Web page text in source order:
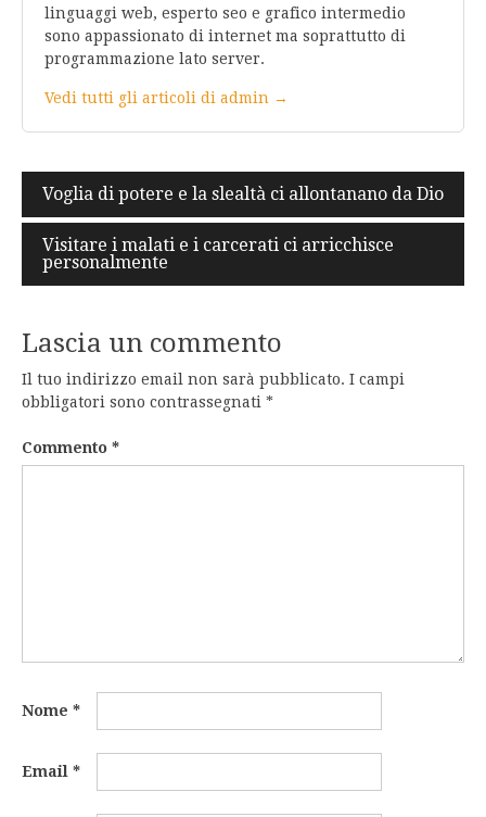
linguaggi web, esperto seo e grafico intermedio
sono appassionato di internet ma soprattutto di
programmazione lato server.
Vedi tutti gli articoli di admin →
Navigazione
articoli
Voglia di potere e la slealtà ci allontanano da Dio
Visitare i malati e i carcerati ci arricchisce
personalmente
Lascia un commento
Il tuo indirizzo email non sarà pubblicato. I campi
obbligatori sono contrassegnati *
Commento *
Nome *
Email *